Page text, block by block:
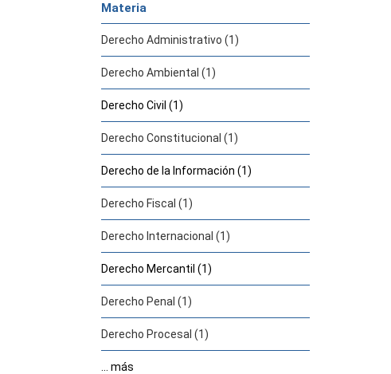
Materia
Derecho Administrativo (1)
Derecho Ambiental (1)
Derecho Civil (1)
Derecho Constitucional (1)
Derecho de la Información (1)
Derecho Fiscal (1)
Derecho Internacional (1)
Derecho Mercantil (1)
Derecho Penal (1)
Derecho Procesal (1)
... más